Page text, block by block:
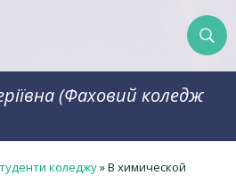
(Фаховий коледж
коледжу» В химической